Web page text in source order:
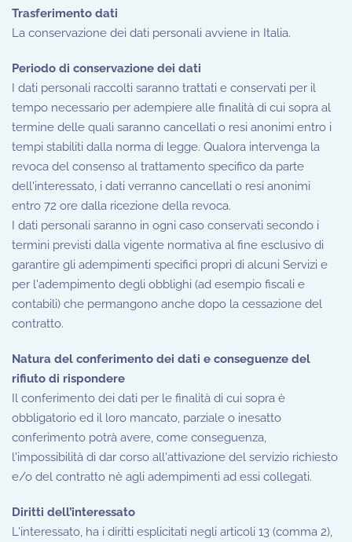
Trasferimento dati
La conservazione dei dati personali avviene in Italia.
Periodo di conservazione dei dati
I dati personali raccolti saranno trattati e conservati per il
tempo necessario per adempiere alle finalità di cui sopra al
termine delle quali saranno cancellati o resi anonimi entro i
tempi stabiliti dalla norma di legge. Qualora intervenga la
revoca del consenso al trattamento specifico da parte
dell'interessato, i dati verranno cancellati o resi anonimi
entro 72 ore dalla ricezione della revoca.
I dati personali saranno in ogni caso conservati secondo i
termini previsti dalla vigente normativa al fine esclusivo di
garantire gli adempimenti specifici propri di alcuni Servizi e
per l'adempimento degli obblighi (ad esempio fiscali e
contabili) che permangono anche dopo la cessazione del
contratto.
Natura del conferimento dei dati e conseguenze del
rifiuto di rispondere
Il conferimento dei dati per le finalità di cui sopra è
obbligatorio ed il loro mancato, parziale o inesatto
conferimento potrà avere, come conseguenza,
l'impossibilità di dar corso all'attivazione del servizio richiesto
e/o del contratto nè agli adempimenti ad essi collegati.
Diritti dell’interessato
L'interessato, ha i diritti esplicitati negli articoli 13 (comma 2),